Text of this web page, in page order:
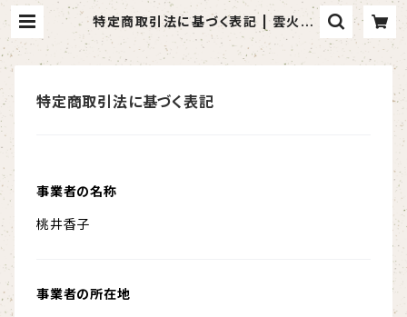
特定商取引法に基づく表記 | 雲火焼
Webショップ
特定商取引法に基づく表記
事業者の名称
桃井香子
事業者の所在地